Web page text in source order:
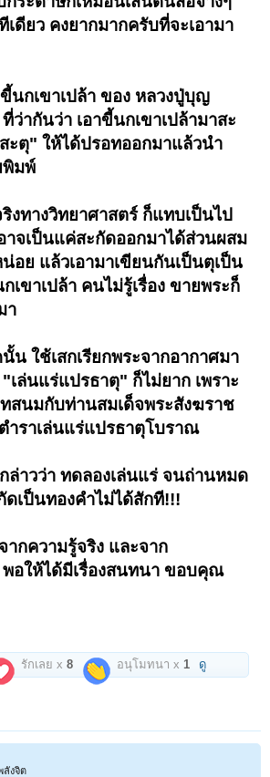
เดียว คงยากมากครับที่จะเอามา
นกเขาเปล้า ของ หลวงปู่บุญ
ว่ากันว่า เอาขี้นกเขาเปล้ามาสะ
ะตุ" ให้ได้ปรอทออกมาแล้วนำ
พิมพ์
งทางวิทยาศาสตร์ ก็แทบเป็นไป
าจเป็นแค่สะกัดออกมาได้ส่วนผสม
อย แล้วเอามาเขียนกันเป็นตุเป็น
เขาเปล้า คนไม่รู้เรื่อง ขายพระก็
า
น ใช้เสกเรียกพระจากอากาศมา
"เล่นแร่แปรธาตุ" ก็ไม่ยาก เพราะ
นมกับท่านสมเด็จพระสังฆราช
ราเล่นแร่แปรธาตุโบราณ
ล่าวว่า ทดลองเล่นแร่ จนถ่านหมด
ดเป็นทองคำไม่ได้สักที!!!
กความรู้จริง และจาก
อให้ได้มีเรื่องสนทนา ขอบคุณ
รักเลย x8 อนุโมทนา x 1 ดู
ลังจิต